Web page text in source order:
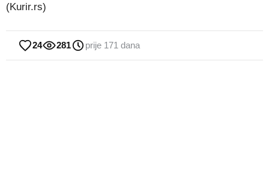
(Kurir.rs)
24 281 prije 171 dana